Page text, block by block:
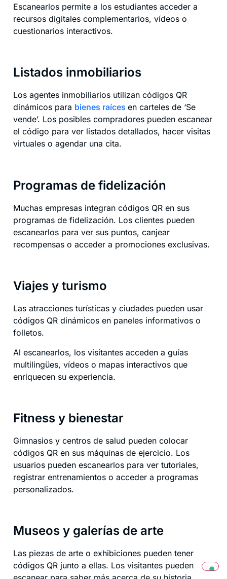
Escanearlos permite a los estudiantes acceder a
recursos digitales complementarios, vídeos o
cuestionarios interactivos.
Listados inmobiliarios
Los agentes inmobiliarios utilizan códigos QR
dinámicos para bienes raíces en carteles de ‘Se
vende’. Los posibles compradores pueden escanear
el código para ver listados detallados, hacer visitas
virtuales o agendar una cita.
Programas de fidelización
Muchas empresas integran códigos QR en sus
programas de fidelización. Los clientes pueden
escanearlos para ver sus puntos, canjear
recompensas o acceder a promociones exclusivas.
Viajes y turismo
Las atracciones turísticas y ciudades pueden usar
códigos QR dinámicos en paneles informativos o
folletos.
Al escanearlos, los visitantes acceden a guías
multilingües, vídeos o mapas interactivos que
enriquecen su experiencia.
Fitness y bienestar
Gimnasios y centros de salud pueden colocar
códigos QR en sus máquinas de ejercicio. Los
usuarios pueden escanearlos para ver tutoriales,
registrar entrenamientos o acceder a programas
personalizados.
Museos y galerías de arte
Las piezas de arte o exhibiciones pueden tener
códigos QR junto a ellas. Los visitantes pueden